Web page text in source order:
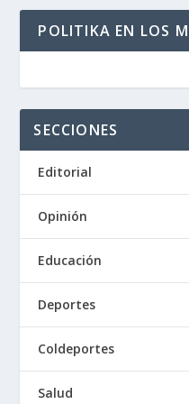
POLITIKA EN LOS
SECCIONES
Editorial
Opinión
Educación
Deportes
Coldeportes
Salud